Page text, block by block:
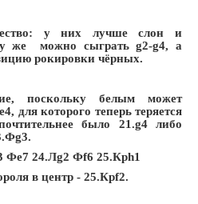
у них лучше слон и
же можно сыграть g2-g4, а
рокировки чёрных.
поскольку белым может
для которого теперь теряется
было 21.g4 либо
Фe7 24.Лg2 Фf6 25.Крh1
в центр - 25.Крf2.